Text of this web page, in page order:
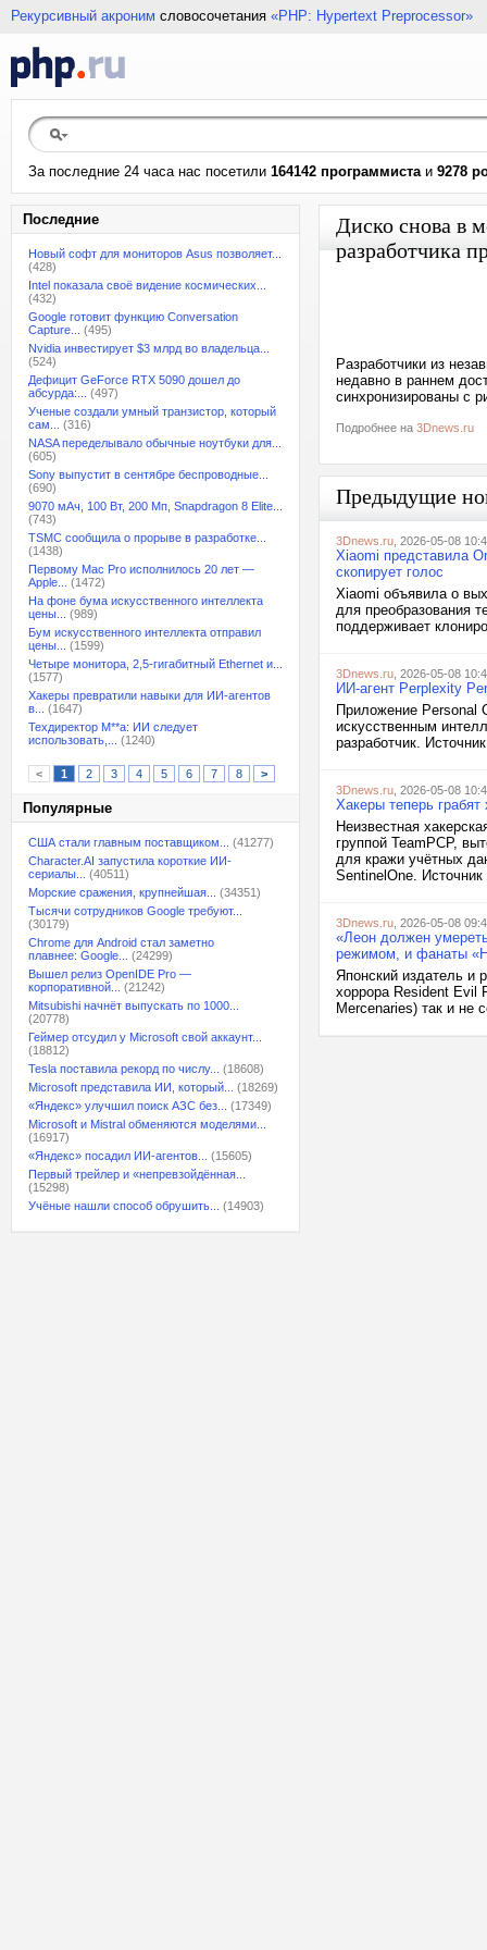
Рекурсивный акроним словосочетания «PHP: Hypertext Preprocessor»
За последние 24 часа нас посетили 164142 программистаи 9278
Последние
Новый софт для мониторов Asus позволяет...
(428)
Intel показала своё видение космических...
(432)
Google готовит функцию Conversation
Capture...
(495)
Nvidia инвестирует $3 млрд во владельца...
(524)
Дефицит GeForce RTX 5090 дошел до
абсурда:...
(497)
Ученые создали умный транзистор, который
сам...
(316)
NASA переделывало обычные ноутбуки для...
(605)
Sony выпустит в сентябре беспроводные...
(690)
9070 мАч, 100 Вт, 200 Мп, Snapdragon 8 Elite...
(743)
TSMC сообщила о прорыве в разработке...
(1438)
Первому Mac Pro исполнилось 20 лет —
Apple...
(1472)
На фоне бума искусственного интеллекта
цены...
(989)
Бум искусственного интеллекта отправил
цены...
(1599)
Четыре монитора, 2,5-гигабитный Ethernet и...
(1577)
Хакеры превратили навыки для ИИ-агентов
в...
(1647)
Техдиректор M**a: ИИ следует
использовать,...
(1240)
< 1 2 3 4 5 6 7 8 >
Популярные
США стали главным поставщиком...
(41277)
Character.AI запустила короткие ИИ-
сериалы...
(40511)
Морские сражения, крупнейшая...
(34351)
Тысячи сотрудников Google требуют...
(30179)
Chrome для Android стал заметно
плавнее: Google...
(24299)
Вышел релиз OpenIDE Pro —
корпоративной...
(21242)
Mitsubishi начнёт выпускать по 1000...
(20778)
Геймер отсудил у Microsoft свой аккаунт...
(18812)
Tesla поставила рекорд по числу...
(18608)
Microsoft представила ИИ, который...
(18269)
«Яндекс» улучшил поиск АЗС без...
(17349)
Microsoft и Mistral обменяются моделями...
(16917)
«Яндекс» посадил ИИ-агентов...
(15605)
Первый трейлер и «непревзойдённая...
(15298)
Учёные нашли способ обрушить...
(14903)
Диско снова в
разработчика
Разработчики из
недавно в раннем
синхронизированы с
Подробнее на 3Dnews.ru
Предыдущие
3Dnews.ru , 2026-05-08
Xiaomi представила
скопирует голос
Xiaomi объявила о
для преобразования
поддерживает
3Dnews.ru , 2026-05-08
ИИ-агент Perplexity
Приложение Personal
искусственным
разработчик.
3Dnews.ru , 2026-05-08
Хакеры теперь
Неизвестная
группой TeamPCP,
для кражи учётных
SentinelOne.
3Dnews.ru , 2026-05-08
«Леон должен
режимом, и фанаты
Японский издатель и
хоррора Resident Evil
Mercenaries) так и не